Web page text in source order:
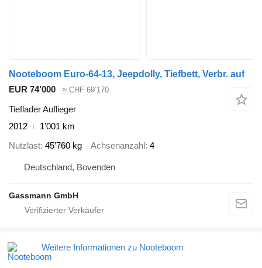
Nooteboom Euro-64-13, Jeepdolly, Tiefbett, Verbr. auf
EUR 74’000
≈ CHF 69’170
Tieflader Auflieger
2012
1’001 km
Nutzlast 45’760 kg Achsenanzahl 4
Deutschland, Bovenden
Gassmann GmbH
Weitere Informationen zu Nooteboom